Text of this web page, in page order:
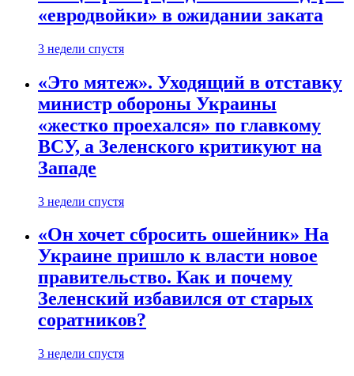
«евродвойки» в ожидании заката
3 недели спустя
«Это мятеж». Уходящий в отставку
министр обороны Украины
«жестко проехался» по главкому
ВСУ, а Зеленского критикуют на
Западе
3 недели спустя
«Он хочет сбросить ошейник» На
Украине пришло к власти новое
правительство. Как и почему
Зеленский избавился от старых
соратников?
3 недели спустя